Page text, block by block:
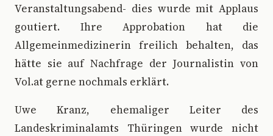
Veranstaltungsabend- dies wurde mit Applaus
goutiert. Ihre Approbation hat die
Allgemeinmedizinerin freilich behalten, das
hätte sie auf Nachfrage der Journalistin von
Vol.at gerne nochmals erklärt.
Uwe Kranz, ehemaliger Leiter des
Landeskriminalamts Thüringen wurde nicht